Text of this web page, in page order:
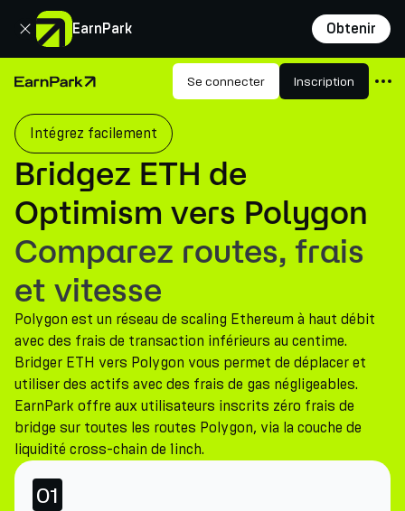
EarnPark Obtenir
Fermer
Page d'accueil Se connecter Inscription
Produits
Marchés
Calculatrices
PARK Token
Ressources
Entreprise
Intégrez facilement
Bridgez ETH de
Optimism vers Polygon
Comparez routes, frais
et vitesse
Polygon est un réseau de scaling Ethereum à haut débit
avec des frais de transaction inférieurs au centime.
Bridger ETH vers Polygon vous permet de déplacer et
utiliser des actifs avec des frais de gas négligeables.
EarnPark offre aux utilisateurs inscrits zéro frais de
bridge sur toutes les routes Polygon, via la couche de
liquidité cross-chain de 1inch.
01